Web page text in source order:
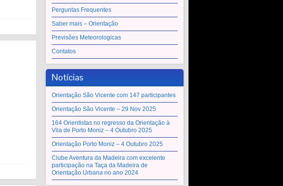
Perguntas Frequentes
Saber mais – Orientação
Previsões Meteorologicas
Contatos
Notícias
Orientação São Vicente com 147 participantes
Orientação São Vicente – 29 Nov 2025
164 Orientistas no regresso da Orientação à
Vila de Porto Moniz – 4 Outubro 2025
Orientação Porto Moniz – 4 Outubro 2025
Clube Aventura da Madeira com excelente
participação na Taça da Madeira de
Orientação Urbana no ano 2024